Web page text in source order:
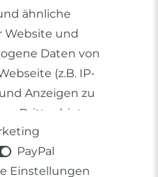
Futterinsekten,
lebende Tiere, sowie
und Produkte die keine
auf die Ersparnis
ähnliche
Website und
Daten von
(z.B. IP-
Anzeigen zu
Drittanbietern
unsere Website zu
erfolgt erst
teilen diese Daten
PayPal
Einstellungen